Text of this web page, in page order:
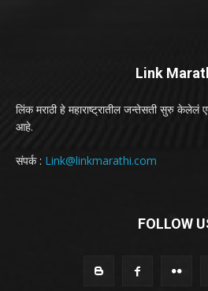
Link
लिंक मराठी हे महाराष्ट्रातील जन्तेसती सुरु
आहे.
संपर्क : Link@linkmarathi.com
FOLLOW